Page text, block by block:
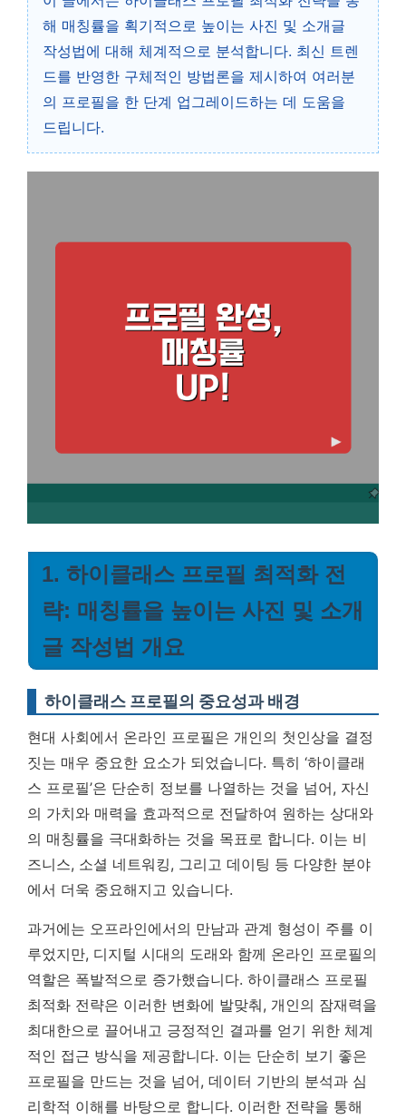
해 매칭률을 획기적으로 높이는 사진 및 소개글
작성법에 대해 체계적으로 분석합니다. 최신 트렌
드를 반영한 구체적인 방법론을 제시하여 여러분
의 프로필을 한 단계 업그레이드하는 데 도움을
드립니다.
1. 하이클래스 프로필 최적화 전
략: 매칭률을 높이는 사진 및 소개
글 작성법 개요
하이클래스 프로필의 중요성과 배경
현대 사회에서 온라인 프로필은 개인의 첫인상을 결정
짓는 매우 중요한 요소가 되었습니다. 특히 ‘하이클래
스 프로필’은 단순히 정보를 나열하는 것을 넘어, 자신
의 가치와 매력을 효과적으로 전달하여 원하는 상대와
의 매칭률을 극대화하는 것을 목표로 합니다. 이는 비
즈니스, 소셜 네트워킹, 그리고 데이팅 등 다양한 분야
에서 더욱 중요해지고 있습니다.
과거에는 오프라인에서의 만남과 관계 형성이 주를 이
루었지만, 디지털 시대의 도래와 함께 온라인 프로필의
역할은 폭발적으로 증가했습니다. 하이클래스 프로필
최적화 전략은 이러한 변화에 발맞춰, 개인의 잠재력을
최대한으로 끌어내고 긍정적인 결과를 얻기 위한 체계
적인 접근 방식을 제공합니다. 이는 단순히 보기 좋은
프로필을 만드는 것을 넘어, 데이터 기반의 분석과 심
리학적 이해를 바탕으로 합니다. 이러한 전략을 통해